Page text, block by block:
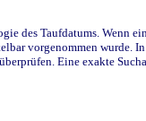
des Taufdatums. Wenn
vorgenommen wurde.
Eine exakte